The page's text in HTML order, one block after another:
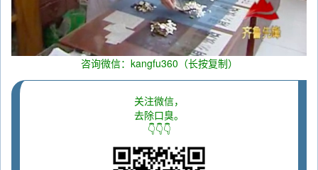
咨询微信：kangfu360（长按复制）
关注微信，
去除口臭。
👇👇👇